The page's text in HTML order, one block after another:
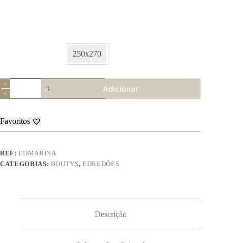
250x270
Quantidade
de
Colcha
Adicionar
Favoritos
REF:EDMARINA
CATEGORIAS: BOUTYS,EDREDÕES
Descrição